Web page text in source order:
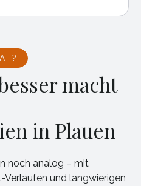
macht
in Plauen
noch analog – mit
Verläufen und langwierigen